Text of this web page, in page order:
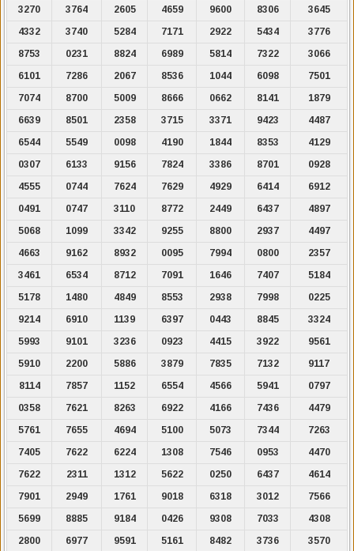
3270
3764 2605 4659 9600 8306
3645
4332
3740 5284 7171 2922 5434
3776
8753
0231 8824 6989 5814 7322
3066
6101
7286 2067 8536 1044 6098
7501
7074
8700 5009 8666 0662 8141
1879
6639
8501 2358 3715 3371 9423
4487
6544
5549 0098 4190 1844 8353
4129
0307
6133 9156 7824 3386 8701
0928
4555
0744 7624 7629 4929 6414
6912
0491
0747 3110 8772 2449 6437
4897
5068
1099 3342 9255 8800 2937
4497
4663
9162 8932 0095 7994 0800
2357
3461
6534 8712 7091 1646 7407
5184
5178
1480 4849 8553 2938 7998
0225
9214
6910 1139 6397 0443 8845
3324
5993
9101 3236 0923 4415 3922
9561
5910
2200 5886 3879 7835 7132
9117
8114
7857 1152 6554 4566 5941
0797
0358
7621 8263 6922 4166 7436
4479
5761
7655 4694 5100 5073 7344
7263
7405
7622 6224 1308 7546 0953
4470
7622
2311 1312 5622 0250 6437
4614
7901
2949 1761 9018 6318 3012
7566
5699
8885 9184 0426 9308 7033
4308
2800
6977 9591 5161 8482 3736
3570